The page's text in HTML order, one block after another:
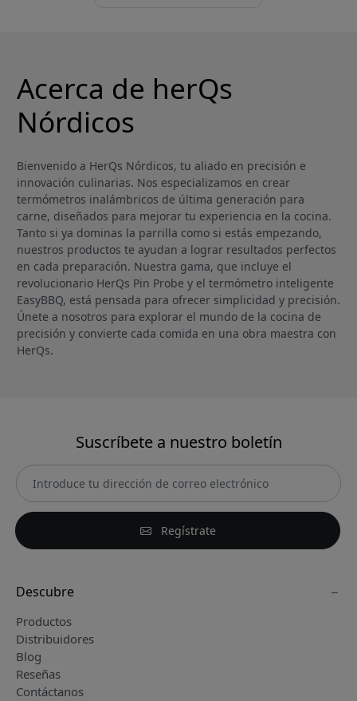
Acerca de herQs
Nórdicos
Bienvenido a HerQs Nórdicos, tu aliado en precisión e
innovación culinarias. Nos especializamos en crear
termómetros inalámbricos de última generación para
carne, diseñados para mejorar tu experiencia en la cocina.
Tanto si ya dominas la parrilla como si estás empezando,
nuestros productos te ayudan a lograr resultados perfectos
en cada preparación. Nuestra gama, que incluye el
revolucionario HerQs Pin Probe y el termómetro inteligente
EasyBBQ, está pensada para ofrecer simplicidad y precisión.
Únete a nosotros para explorar el mundo de la cocina de
precisión y convierte cada comida en una obra maestra con
HerQs.
Suscríbete a nuestro boletín
Regístrate
Descubre
Productos
Distribuidores
Blog
Reseñas
Contáctanos